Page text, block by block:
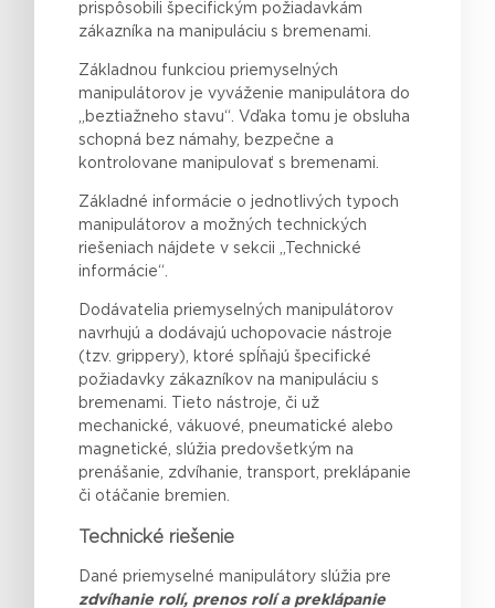
prispôsobili špecifickým požiadavkám
zákazníka na manipuláciu s bremenami.
Základnou funkciou priemyselných
manipulátorov je vyváženie manipulátora do
„beztiažneho stavu“. Vďaka tomu je obsluha
schopná bez námahy, bezpečne a
kontrolovane manipulovať s bremenami.
Základné informácie o jednotlivých typoch
manipulátorov a možných technických
riešeniach nájdete v sekcii „Technické
informácie“.
Dodávatelia priemyselných manipulátorov
navrhujú a dodávajú uchopovacie nástroje
(tzv. grippery), ktoré spĺňajú špecifické
požiadavky zákazníkov na manipuláciu s
bremenami. Tieto nástroje, či už
mechanické, vákuové, pneumatické alebo
magnetické, slúžia predovšetkým na
prenášanie, zdvíhanie, transport, preklápanie
či otáčanie bremien.
Technické riešenie
Dané priemyselné manipulátory slúžia pre
zdvíhanie rolí, prenos rolí a preklápanie